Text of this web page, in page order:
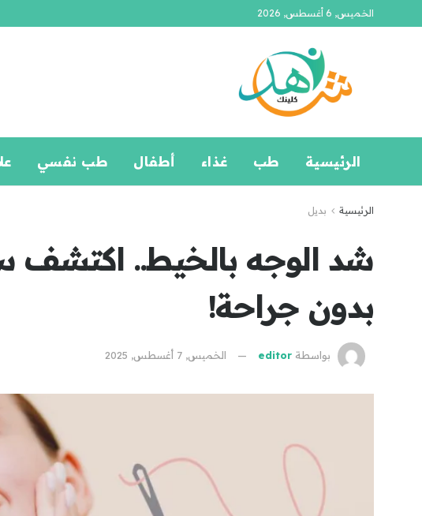
الخميس, 6 أغسطس, 2026
الرئيسية طب غذاء أطفال طب نفسي
الرئيسية بديل
شد الوجه بالخيط.. اكتشف
بدون جراحة!
بواسطةeditor الخميس, 7 أغسطس, 2025